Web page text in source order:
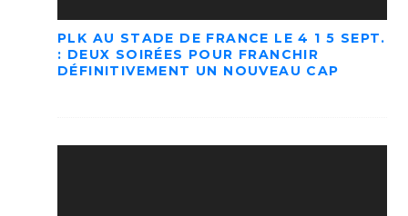
PLK AU STADE DE FRANCE LE 4 1 5 SEPT.
: DEUX SOIRÉES POUR FRANCHIR
DÉFINITIVEMENT UN NOUVEAU CAP